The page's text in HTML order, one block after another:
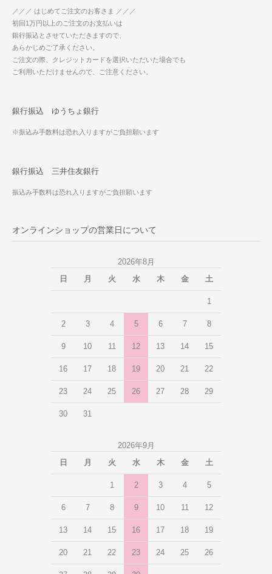
／／／ はじめてご注文のお客さま ／／／
初回1万円以上のご注文のお支払いは
銀行振込とさせていただきますので、
あらかじめご了承ください。
ご注文の際、クレジットカードを選択いただいた場合でも
ご利用いただけませんので、ご注意ください。
銀行振込 ゆうちょ銀行
※振込み手数料は恐れ入りますがご負担願います
銀行振込 三井住友銀行
振込み手数料は恐れ入りますがご負担願います
オンラインショップの営業日について
2026年8月
日
月 火 水 木 金 土
1
2 3 4 5 6 7 8
9 10 11 12 13 14 15
16 17 18 19 20 21 22
23 24 25 26 27 28 29
30 31
2026年9月
日
月 火 水 木 金 土
1 2 3 4 5
6 7 8 9 10 11 12
13 14 15 16 17 18 19
20 21 22 23 24 25 26